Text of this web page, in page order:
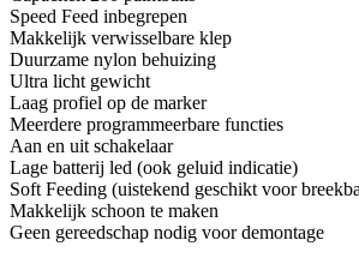
Capaciteit 200 paintballs
Speed Feed inbegrepen
Makkelijk verwisselbare klep
Duurzame nylon behuizing
Ultra licht gewicht
Laag profiel op de marker
Meerdere programmeerbare functies
Aan en uit schakelaar
Lage batterij led (ook geluid indicatie)
Soft Feeding (uistekend geschikt voor
Makkelijk schoon te maken